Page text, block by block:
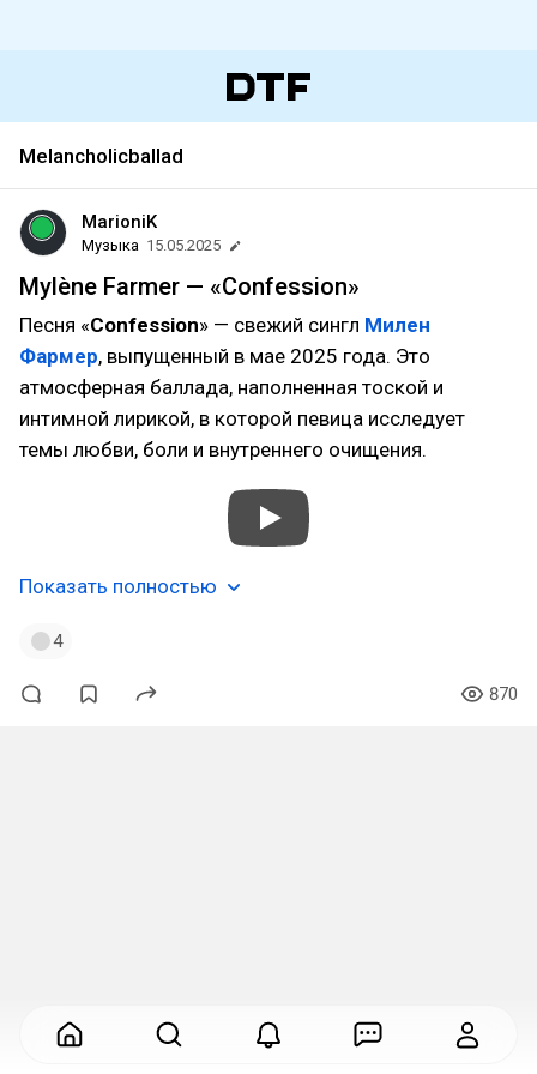
Melancholicballad
MarioniK
Музыка 15.05.2025
Mylène Farmer — «Confession»
Песня «Confession» — свежий сингл Милен
Фармер, выпущенный в мае 2025 года. Это
атмосферная баллада, наполненная тоской и
интимной лирикой, в которой певица исследует
темы любви, боли и внутреннего очищения.
Показать полностью
4
870